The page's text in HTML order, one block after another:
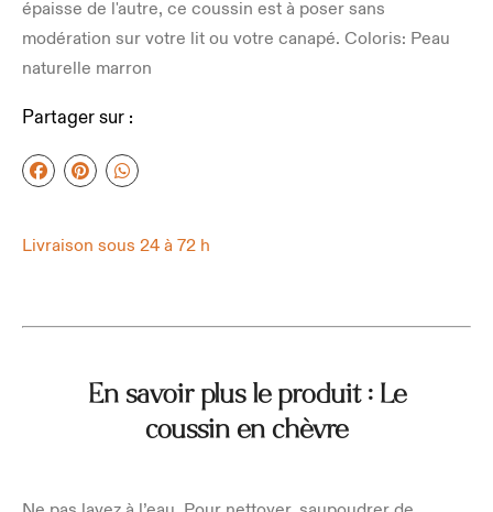
épaisse de l'autre, ce coussin est à poser sans
modération sur votre lit ou votre canapé. Coloris: Peau
naturelle marron
Partager sur :
Livraison sous 24 à 72 h
En savoir plus le produit : Le
coussin en chèvre